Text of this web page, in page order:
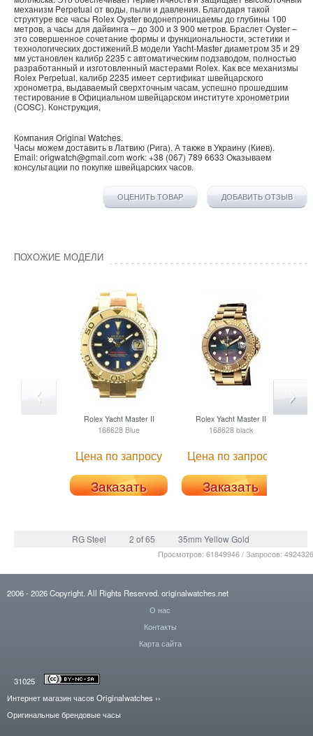
механизм Perpetual от воды, пыли и давления. Благодаря такой
структуре все часы Rolex Oyster водонепроницаемы до глубины 100
метров, а часы для дайвинга – до 300 и 3 900 метров. Браслет Oyster –
это совершенное сочетание формы и функциональности, эстетики и
технологических достижений.В модели Yacht-Master диаметром 35 и 29
мм установлен калибр 2235 с автоматическим подзаводом, полностью
разработанный и изготовленный мастерами Rolex. Как все механизмы
Rolex Perpetual, калибр 2235 имеет сертификат швейцарского
хронометра, выдаваемый сверхточным часам, успешно прошедшим
тестирование в Официальном швейцарском институте хронометрии
(COSC). Конструкция,
Компания Original Watches.
Часы можем доставить в Латвию (Рига). А также вУкраину (Киев).
Email:origwatch@gmail.com work:+38 (067) 789 6633 Оказываем
консультации по покупке швейцарских часов.
ОЦЕНИТЬ ТОВАР ДОБАВИТЬ ОТЗЫВ
ПОХОЖИЕ МОДЕЛИ
RolexYacht Master II
168628 Blue
Цена по запросу
Заказать
RolexYacht Master II
168628 black
Цена по запросу
Заказать
RG Steel 2 of 65 35mm Yellow Gold
Просмотров: 61849946 / Запросов:
2006- 2026Copyright. All Rights Reserved. originalwatches.net
О нас
Контакты
Карта сайта
31025
Интернет магазин часов Originalwatches ››
Оригинальные брендовые часы